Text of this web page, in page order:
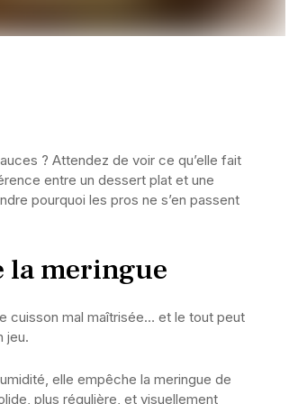
? Attendez de voir ce qu’elle fait
entre un dessert plat et une
pourquoi les pros ne s’en passent
la meringue
cuisson mal maîtrisée… et le tout peut
jeu.
elle empêche la meringue de
plus régulière, et visuellement